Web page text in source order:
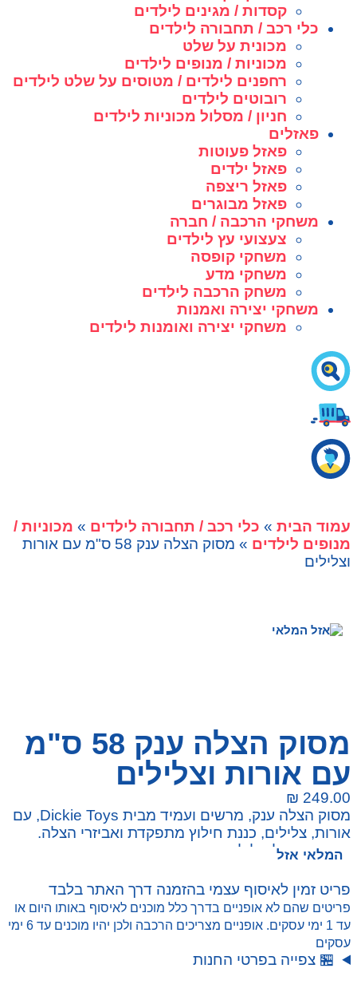
קסדות / מגינים לילדים
כלי רכב / תחבורה לילדים
מכונית על שלט
מכוניות / מנופים לילדים
רחפנים לילדים / מטוסים על שלט לילדים
רובוטים לילדים
חניון / מסלול מכוניות לילדים
פאזלים
פאזל פעוטות
פאזל ילדים
פאזל ריצפה
פאזל מבוגרים
משחקי הרכבה / חברה
צעצועי עץ לילדים
משחקי קופסה
משחקי מדע
משחק הרכבה לילדים
משחקי יצירה ואמנות
משחקי יצירה ואומנות לילדים
עמוד הבית » כלי רכב / תחבורה לילדים » מכוניות /
מנופים לילדים
» מסוק הצלה ענק 58 ס"מ עם אורות
וצלילים
מסוק הצלה ענק 58 ס"מ
עם אורות וצלילים
₪ 249.00
מסוק הצלה ענק, מרשים ועמיד מבית Dickie Toys, עם
אורות, צלילים, כננת חילוץ מתפקדת ואביזרי הצלה.
משחק מושלם לילדים שאוהבים הרפתקאות, אקשן
המלאי אזל
פריט זמין לאיסוף עצמי בהזמנה דרך האתר בלבד
פריטים שהם לא אופניים בדרך כלל מוכנים לאיסוף באותו היום או
עד 1 ימי עסקים. אופניים מצריכים הרכבה ולכן יהיו מוכנים עד 6 ימי
עסקים
🏪 צפייה בפרטי החנות